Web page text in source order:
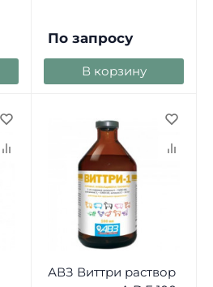
По запросу
В корзину
АВЗ Виттри раствор